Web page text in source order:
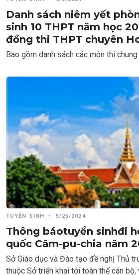
Danh sách niêm yết
sinh 10 THPT năm học
đồng thi THPT chuyên
Bao gồm danh sách các môn thi
TUYỂN SINH • 5/25/2024
Thông báotuyển sinhđi
quốc Căm-pu-chia năm
Sở Giáo dục và Đào tạo đề nghị Thủ
thuộc Sở triển khai tới toàn thể cán